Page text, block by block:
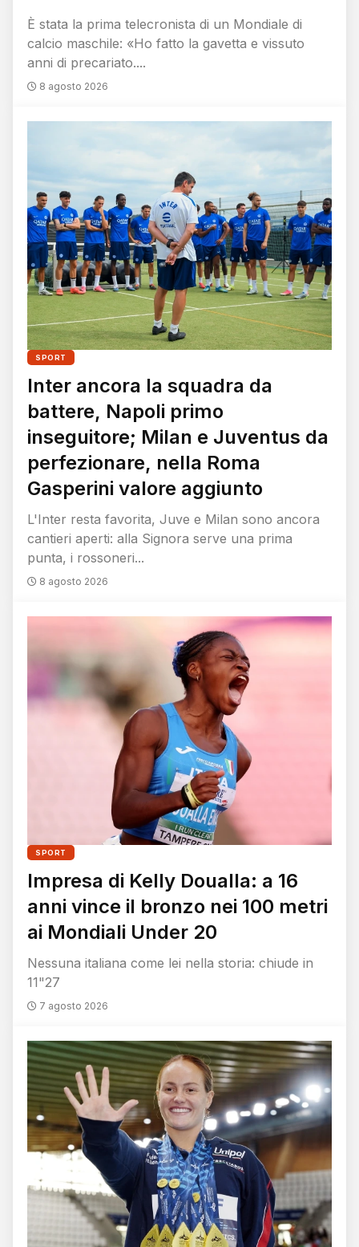
È stata la prima telecronista di un Mondiale di
calcio maschile: «Ho fatto la gavetta e vissuto
anni di precariato....
8 agosto 2026
SPORT
Inter ancora la squadra da
battere, Napoli primo
inseguitore; Milan e Juventus da
perfezionare, nella Roma
Gasperini valore aggiunto
L'Inter resta favorita, Juve e Milan sono ancora
cantieri aperti: alla Signora serve una prima
punta, i rossoneri...
8 agosto 2026
SPORT
Impresa di Kelly Doualla: a 16
anni vince il bronzo nei 100 metri
ai Mondiali Under 20
Nessuna italiana come lei nella storia: chiude in
11"27
7 agosto 2026